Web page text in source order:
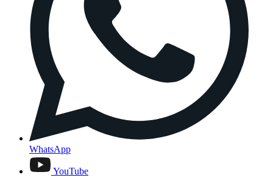
WhatsApp
YouTube